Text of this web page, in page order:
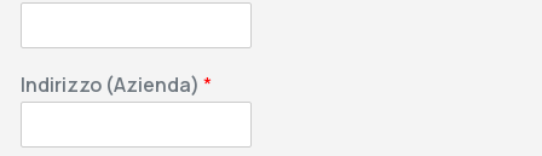
Indirizzo (Azienda) *